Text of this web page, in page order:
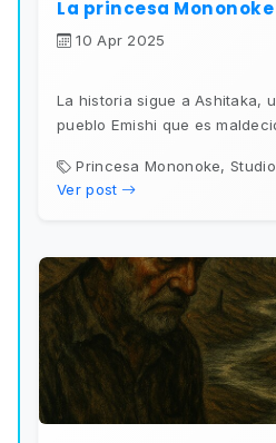
La princesa Mononoke
10 Apr 2025
La historia sigue a Ashitaka,
pueblo Emishi que es
Princesa Mononoke,
Ver post